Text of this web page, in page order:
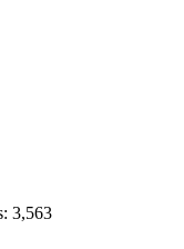
3,563